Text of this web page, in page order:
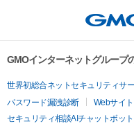
GMOインターネットグループ
世界初総合ネットセキュリティサ
パスワード漏洩診断
Webサイ
セキュリティ相談AIチャットボット